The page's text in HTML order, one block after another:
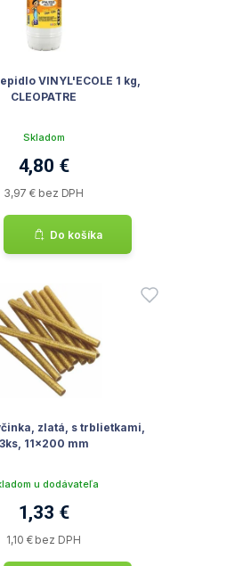
VINYL'ECOLE 1 kg,
CLEOPATRE
Skladom
4,80 €
3,97 € bez DPH
Do košíka
zlatá, s trblietkami,
3ks, 11x200 mm
u dodávateľa
1,33 €
1,10 € bez DPH